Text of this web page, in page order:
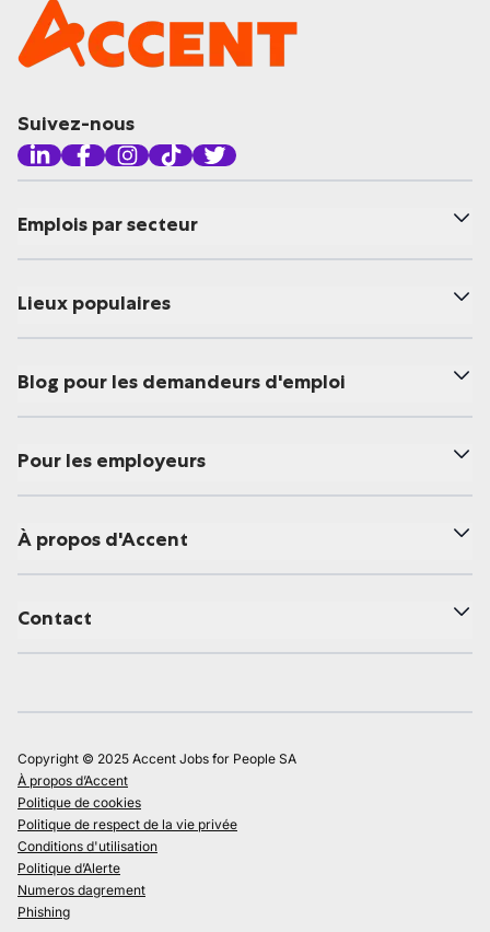
Suivez-nous
Emplois par secteur
Lieux populaires
Blog pour les demandeurs d'emploi
Pour les employeurs
À propos d'Accent
Contact
Copyright © 2025 Accent Jobs for People SA
À propos d’Accent
Politique de cookies
Politique de respect de la vie privée
Conditions d'utilisation
Politique d’Alerte
Numeros dagrement
Phishing